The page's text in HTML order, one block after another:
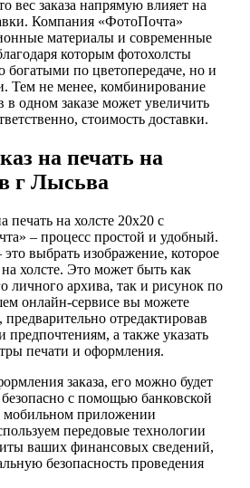
вес заказа напрямую влияет на
Компания «ФотоПочта»
материалы и современные
которым фотохолсты
богатыми по цветопередаче, но и
Тем не менее, комбинирование
в одном заказе может увеличить
стоимость доставки.
на печать на
г Лысьва
печать на холсте 20х20 с
– процесс простой и удобный.
выбрать изображение, которое
холсте. Это может быть как
личного архива, так и рисунок по
онлайн-сервисе вы можете
предварительно отредактировав
предпочтениям, а также указать
печати и оформления.
заказа, его можно будет
с помощью банковской
мобильном приложении
передовые технологии
ваших финансовых сведений,
безопасность проведения